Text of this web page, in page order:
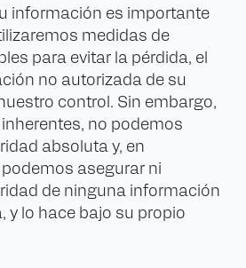
información es importante
medidas de
para evitar la pérdida, el
no autorizada de su
control. Sin embargo,
no podemos
absoluta y, en
asegurar ni
de ninguna información
y lo hace bajo su propio